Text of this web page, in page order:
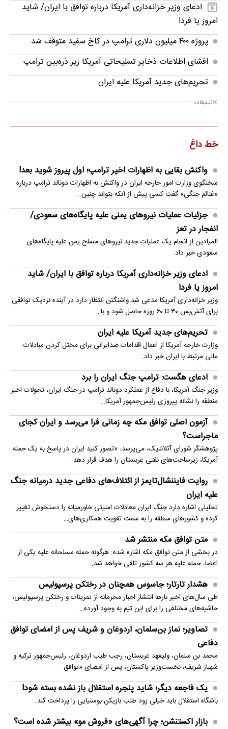
ادعای وزیر خزانه‌داری آمریکا درباره توافق با ایران/ شاید
امروز یا فردا
پروژه ۴۰۰ میلیون دلاری ترامپ در کاخ سفید متوقف شد
افشای اطلاعات ذخایر تسلیحاتی آمریکا زیر ذره‌بین ترامپ
تحریم‌های جدید آمریکا علیه ایران
تبلیغات
خط داغ
واکنش بقایی به اظهارات اخیر ترامپ؛ اول پیروز شوید بعد!
سخنگوی وزارت امور خارجه ایران در واکنش به اظهارات دونالد ترامپ درباره
«غنائم جنگی» گفت کسی پیش از آنکه بتواند چنین…
جزئیات عملیات نیروهای یمنی علیه پایگاه‌های سعودی/
انفجار در تعز
المیادین از انجام یک عملیات جدید نیروهای مسلح یمن علیه پایگاه‌های
سعودی خبر داد.
ادعای وزیر خزانه‌داری آمریکا درباره توافق با ایران/ شاید
امروز یا فردا
وزیر خزانه‌داری آمریکا مدعی شد واشنگتن انتظار دارد در آینده نزدیک توافقی
برای آتش‌بس ۳۰ تا ۶۰ روزه حاصل شود و با…
تحریم‌های جدید آمریکا علیه ایران
وزارت خارجه آمریکا از اعمال اقدامات ضدایرانی برای مختل کردن مبادلات
مالی مرتبط با ایران خبر داد.
ادعای هگست: ترامپ جنگ ایران را برد
وزیر جنگ آمریکا، با دفاع از عملکرد دونالد ترامپ در جنگ ایران، تحولات اخیر
منطقه را نشانه پیروزی رئیس‌جمهور آمریکا…
آزمون اصلی توافق مکه چه زمانی فرا می‌رسد و ایران کجای
ماجراست؟
پژوهشگر شورای آتلانتیک، می‌پرسد: «تصور کنید ایران در پاسخ به یک حمله
آمریکا، زیرساخت‌های نفتی عربستان را هدف قرار دهد.…
روایت فایننشال‌تایمز از ائتلاف‌های دفاعی جدید درمیانه جنگ
علیه ایران
تحلیلی اشاره دارد جنگ ایران معادلات امنیتی خاورمیانه را دستخوش تغییر
کرده و کشورهای منطقه را به سمت تقویت همکاری‌های…
متن توافق مکه منتشر شد
در بخشی از متن توافق مکه اشاره شده: هرگونه حمله مسلحانه علیه یکی از
اعضا، حمله علیه هر سه کشور تلقی خواهد شد.
هشدار تارتار؛ جاسوس همچنان در رختکن پرسپولیس
طی سال‌های اخیر بارها انتشار اخبار محرمانه از تمرینات و رختکن پرسپولیس،
حاشیه‌های مختلفی را برای این تیم به وجود آورده…
تصاویر؛ نماز بن‌سلمان، اردوغان و شریف پس از امضای توافق
دفاعی
محمد بن سلمان، ولیعهد عربستان، رجب طیب اردوغان، رئیس‌جمهور ترکیه و
شهباز شریف، نخست‌وزیر پاکستان، پس از امضای «توافق…
یک فاجعه دیگر؛ شاید پنجره استقلال باز نشده بسته شود!
باشگاه استقلال باید خیلی زود طلب بازیکن بوسنیایی را پرداخت کند.
بازار اکستنشن؛ چرا آگهی‌های «فروش مو» بیشتر شده است؟